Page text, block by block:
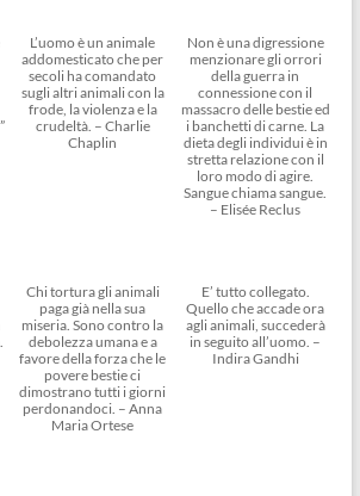
L’uomo è un animale
addomesticato che per
secoli ha comandato
sugli altri animali con la
frode, la violenza e la
crudeltà. – Charlie
Chaplin
Non è una digressione
menzionare gli orrori
della guerra in
connessione con il
massacro delle bestie ed
i banchetti di carne. La
dieta degli individui è in
stretta relazione con il
loro modo di agire.
Sangue chiama sangue.
– Elisée Reclus
Chi tortura gli animali
paga già nella sua
miseria. Sono contro la
debolezza umana e a
favore della forza che le
povere bestie ci
dimostrano tutti i giorni
perdonandoci. – Anna
Maria Ortese
E’ tutto collegato.
Quello che accade ora
agli animali, succederà
in seguito all’uomo. –
Indira Gandhi